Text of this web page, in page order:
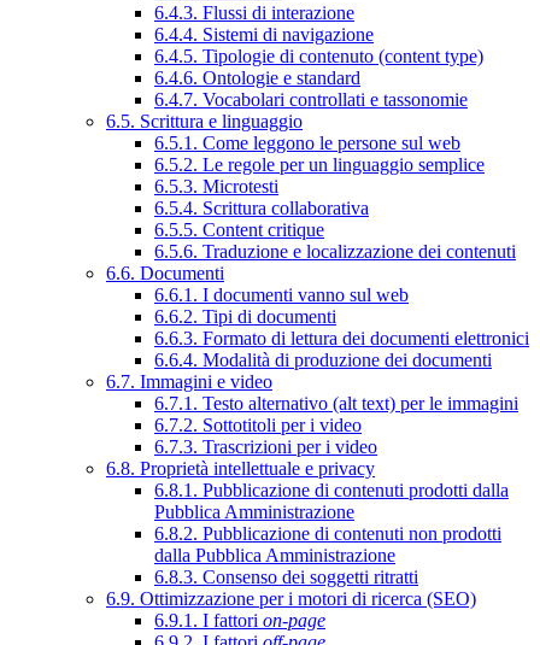
6.4.3. Flussi di interazione
6.4.4. Sistemi di navigazione
6.4.5. Tipologie di contenuto (content type)
6.4.6. Ontologie e standard
6.4.7. Vocabolari controllati e tassonomie
6.5. Scrittura e linguaggio
6.5.1. Come leggono le persone sul web
6.5.2. Le regole per un linguaggio semplice
6.5.3. Microtesti
6.5.4. Scrittura collaborativa
6.5.5. Content critique
6.5.6. Traduzione e localizzazione dei contenuti
6.6. Documenti
6.6.1. I documenti vanno sul web
6.6.2. Tipi di documenti
6.6.3. Formato di lettura dei documenti elettronici
6.6.4. Modalità di produzione dei documenti
6.7. Immagini e video
6.7.1. Testo alternativo (alt text) per le immagini
6.7.2. Sottotitoli per i video
6.7.3. Trascrizioni per i video
6.8. Proprietà intellettuale e privacy
6.8.1. Pubblicazione di contenuti prodotti dalla
Pubblica Amministrazione
6.8.2. Pubblicazione di contenuti non prodotti
dalla Pubblica Amministrazione
6.8.3. Consenso dei soggetti ritratti
6.9. Ottimizzazione per i motori di ricerca (SEO)
6.9.1. I fattori on-page